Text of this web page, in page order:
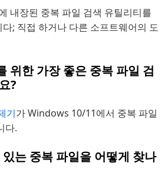
내장된 중복 파일 검색 유틸리티를
; 직접 하거나 다른 소프트웨어의 도
위한 가장 좋은 중복 파일 검
?
기가 Windows 10/11에서 중복 파일
다.
는 중복 파일을 어떻게 찾나